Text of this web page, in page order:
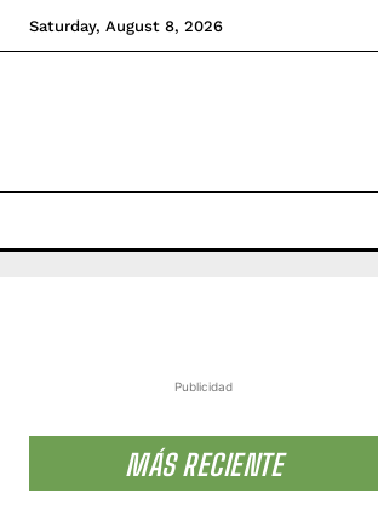
Saturday, August 8, 2026
Publicidad
MÁS RECIENTE